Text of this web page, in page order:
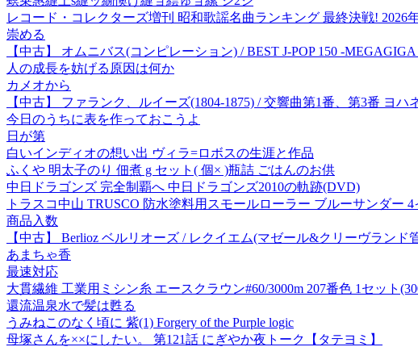
レコード・コレクターズ増刊 昭和歌謡名曲ランキング 最終決戦! 2026
崇める
【中古】 オムニバス(コンピレーション) / BEST J-POP 150 -
人の成長を妨げる原因は何か
カメオから
【中古】 ファランク、ルイーズ(1804-1875) / 交響曲第1番、第3番 ヨ
今日のうちに表を作っておこうよ
日が第
白いインディオの想い出 ヴィラ=ロボスの生涯と作品
ふくや 明太子のり 佃煮 g セット( 個× )瓶詰 ごはんのお供
中日ドラゴンズ 完全制覇へ 中日ドラゴンズ2010の軌跡(DVD)
トラスコ中山 TRUSCO 防水塗料用スモールローラー ブルーサンダー 4
商品入数
【中古】 Berlioz ベルリオーズ / レクイエム(マゼール&クリーヴランド
あまちゃ香
最速対応
大貫繊維 工業用ミシン糸 エースクラウン#60/3000m 207番色 1セット
還流温泉水で髪は甦る
うみねこのなく頃に 紫(1) Forgery of the Purple logic
母塚さんを××にしたい。 第121話 にぎやか夜トーク【タテヨミ】